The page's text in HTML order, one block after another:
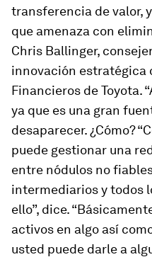
transferencia de valor,
que amenaza con
Chris Ballinger,
innovación estratégica
Financieros de Toyota.
ya que es una gran
desaparecer. ¿Cómo?
puede gestionar una
entre nódulos no
intermediarios y todos
ello”, dice.
activos en algo así
usted puede darle a